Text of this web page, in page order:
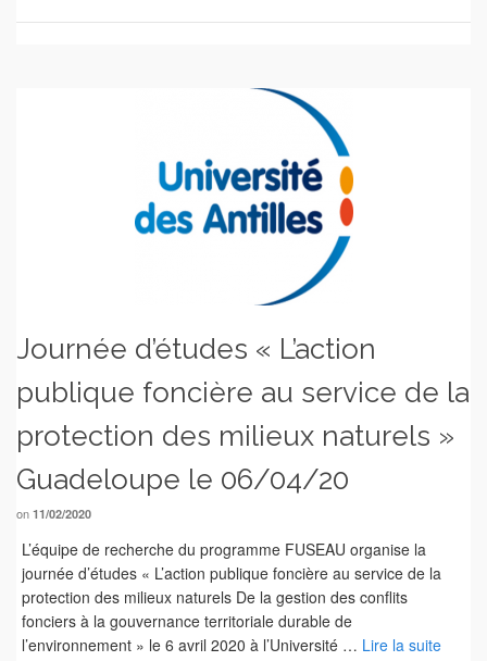
Journée d’études « L’action
publique foncière au service de la
protection des milieux naturels »
Guadeloupe le 06/04/20
on 11/02/2020
L’équipe de recherche du programme FUSEAU organise la
journée d’études « L’action publique foncière au service de la
protection des milieux naturels De la gestion des conflits
fonciers à la gouvernance territoriale durable de
l’environnement » le 6 avril 2020 à l’Université … Lire la suite